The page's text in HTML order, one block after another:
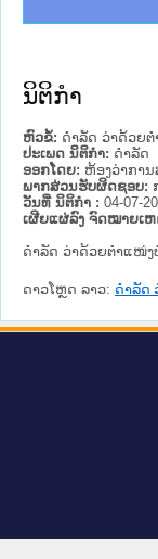
າຊົນ ພາກເໜືອ
ການ
ກາງ
ໃຕ້
ຕຳຫຼວດປະຊາ
ສັນຕິບານປະຊາ
ກເໜືອ
າຊົນ ພາກກາງ
ນິຕິກໍາ
ຫົວຂໍ້: ດຳລັດ ວ່າດ້ວຍ
ປະເພດ ນິຕິກໍາ: ດໍາລັດ
ອອກໂດຍ: ຫ້ອງວ່າກາ
ພາກສ່ວນຮັບຜິດຊອບ:
ວັນທີ່ ນິຕິກໍາ : 04-07-
ເຜີຍແຜ່ລົງ ຈົດໝາຍເ
ດຳລັດ ວ່າດ້ວຍຕຳແໜ່
ດາວໂຫຼດ ລາວ: ດຳລັດ